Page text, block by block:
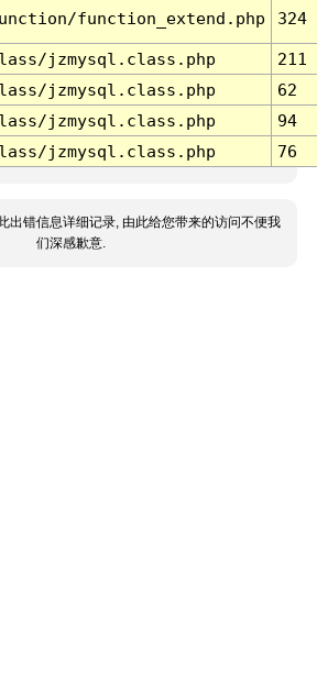
function_extend.php 324
jzmysql.class.php
211
jzmysql.class.php
62
jzmysql.class.php
94
jzmysql.class.php 76
出错信息详细记录, 由此给您带来的访问不便我
们深感歉意.